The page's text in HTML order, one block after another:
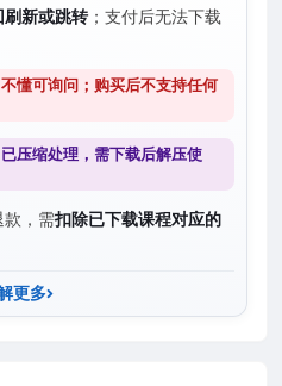
刷新或跳转；支付后无法下载
懂可询问；购买后不支持任何
压缩处理，需下载后解压使
款，需扣除已下载课程对应的
更多